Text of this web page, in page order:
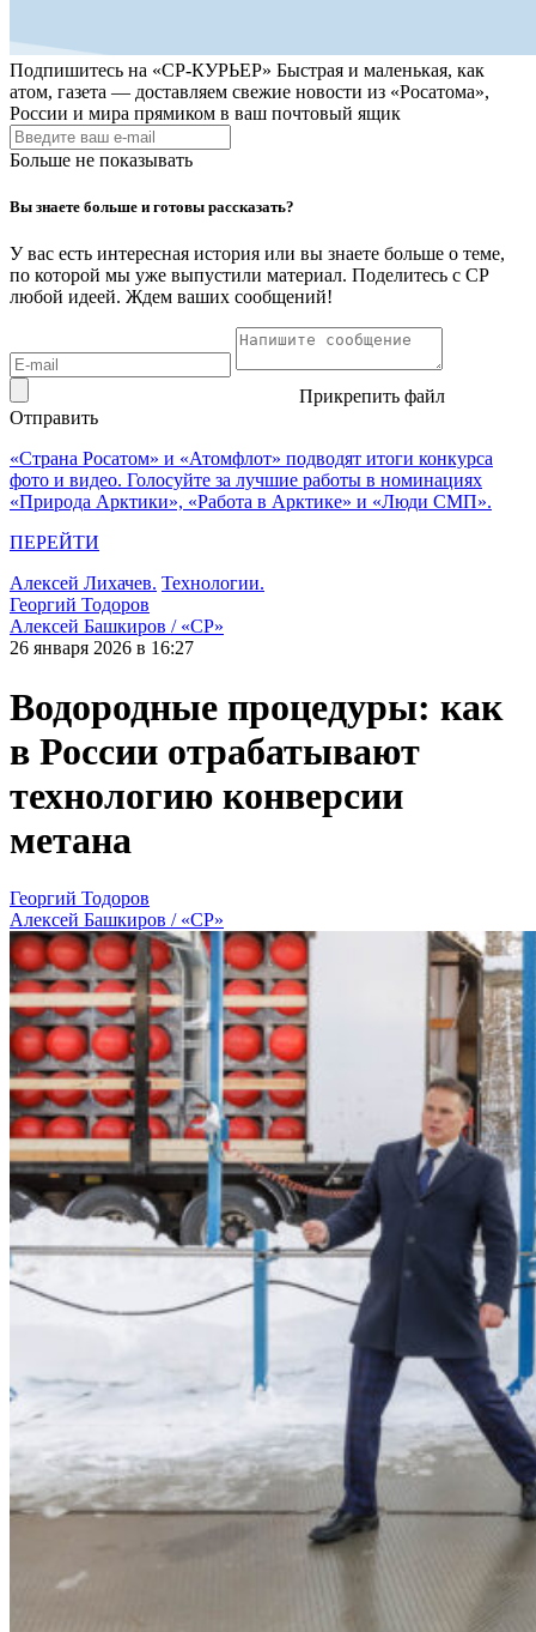
Подпишитесь на «СР-КУРЬЕР» Быстрая и маленькая, как
атом, газета — доставляем свежие новости из «Росатома»,
России и мира прямиком в ваш почтовый ящик
Больше не показывать
Вы знаете больше и готовы рассказать?
У вас есть интересная история или вы знаете больше о теме,
по которой мы уже выпустили материал. Поделитесь с СР
любой идеей. Ждем ваших сообщений!
Прикрепить файл
Отправить
«Страна Росатом» и «Атомфлот» подводят итоги конкурса
фото и видео. Голосуйте за лучшие работы в номинациях
«Природа Арктики», «Работа в Арктике» и «Люди СМП».
ПЕРЕЙТИ
Алексей Лихачев. Технологии.
Георгий Тодоров
Алексей Башкиров / «СР»
26 января 2026 в 16:27
Водородные процедуры: как
в России отрабатывают
технологию конверсии
метана
Георгий Тодоров
Алексей Башкиров / «СР»